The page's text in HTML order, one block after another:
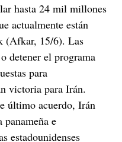
hasta 24 mil millones
actualmente están
(Afkar, 15/6). Las
detener el programa
para
victoria para Irán.
último acuerdo, Irán
panameña e
estadounidenses